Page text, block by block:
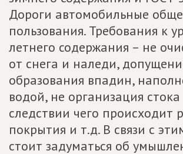
Дороги автомобильные
пользования. Требования к
летнего содержания – не
от снега и наледи,
образования впадин,
водой, не организация стока
следствии чего происходит
покрытия и т.д. В связи с
стоит задуматься об